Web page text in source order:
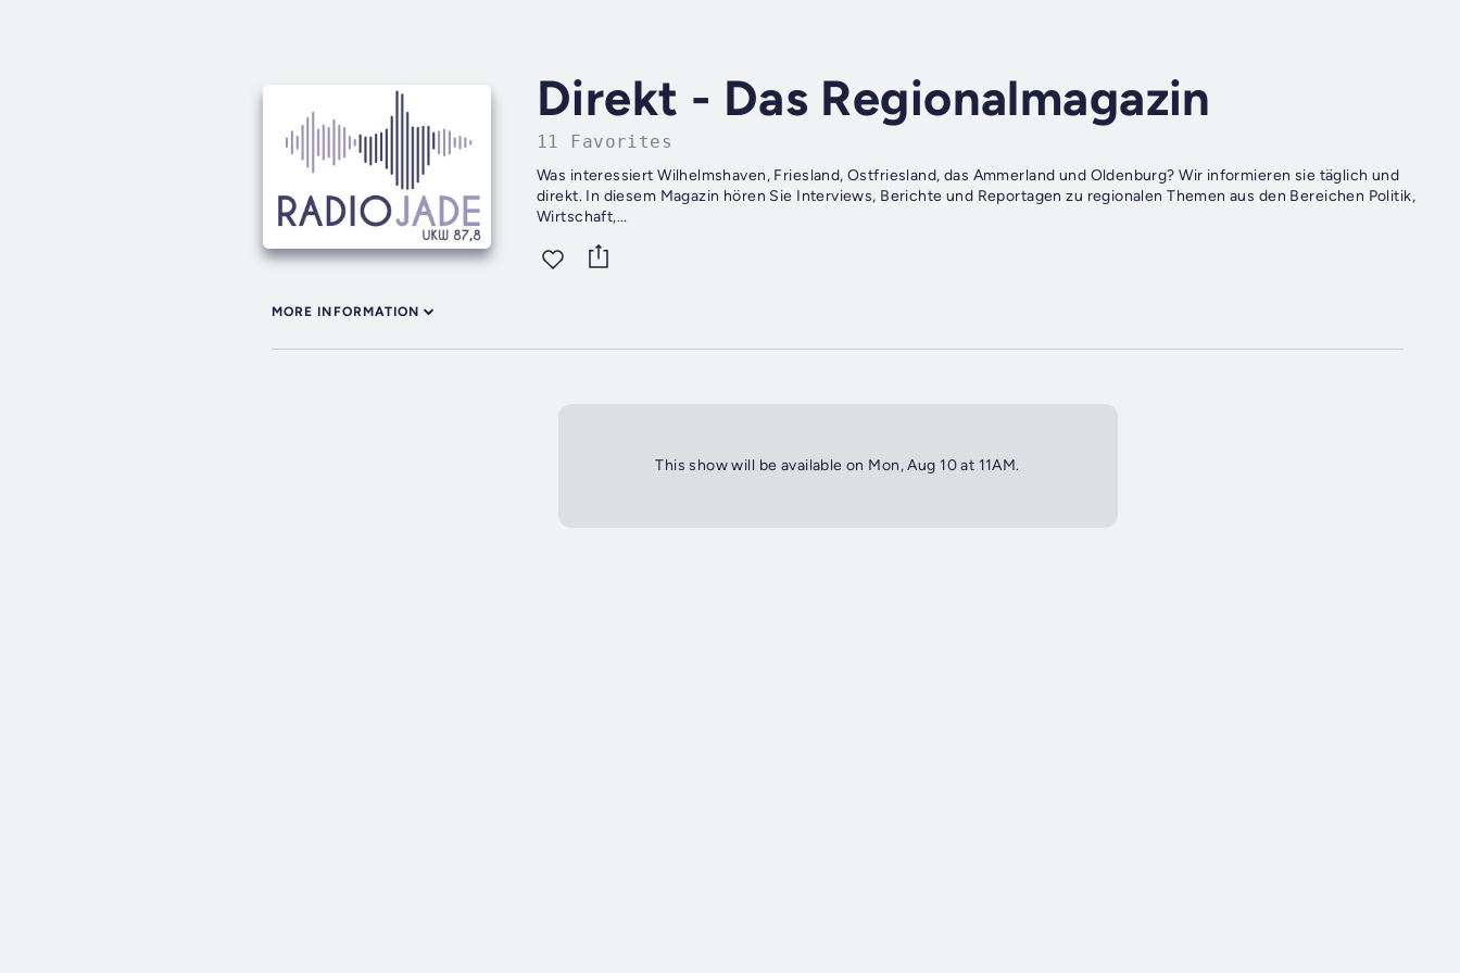
Direkt - Das Regionalmagazin
11 Favorites
Was interessiert Wilhelmshaven, Friesland, Ostfriesland, das Ammerland und Oldenburg? Wir informieren sie täglich und
direkt. In diesem Magazin hören Sie Interviews, Berichte und Reportagen zu regionalen Themen aus den Bereichen Politik,
Wirtschaft,...
MORE INFORMATION
This show will be available on Mon, Aug 10 at 11AM.